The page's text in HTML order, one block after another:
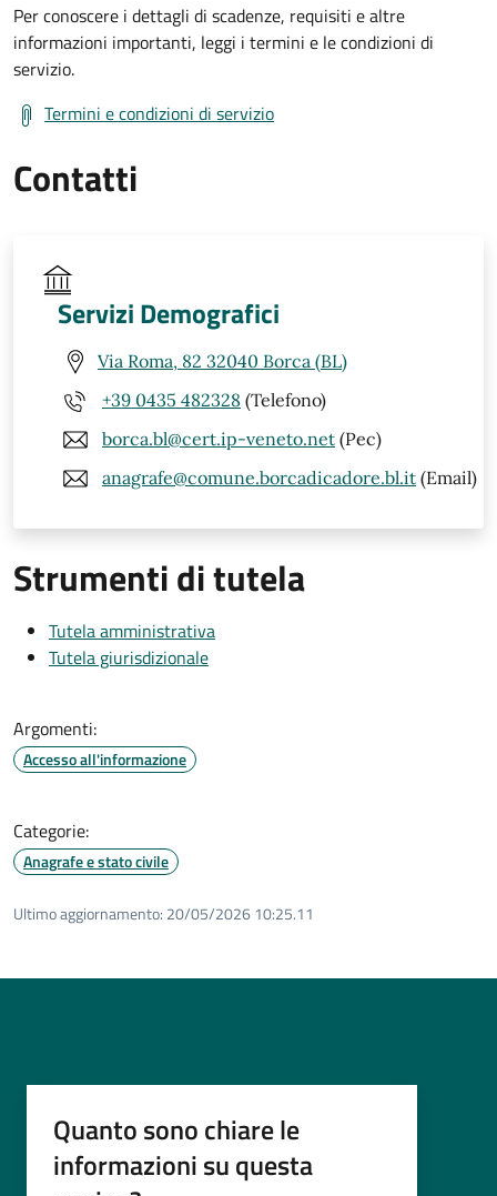
Per conoscere i dettagli di scadenze, requisiti e altre
informazioni importanti, leggi i termini e le condizioni di
servizio.
Termini e condizioni di servizio
Contatti
Servizi Demografici
Via Roma, 82 32040 Borca (BL)
+39 0435 482328 (Telefono)
borca.bl@cert.ip-veneto.net (Pec)
anagrafe@comune.borcadicadore.bl.it (Email)
Strumenti di tutela
Tutela amministrativa
Tutela giurisdizionale
Argomenti:
Accesso all'informazione
Categorie:
Anagrafe e stato civile
Ultimo aggiornamento: 20/05/2026 10:25.11
Quanto sono chiare le
informazioni su questa